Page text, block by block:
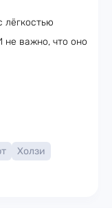
лёгкостью
не важно, что оно
Холзи